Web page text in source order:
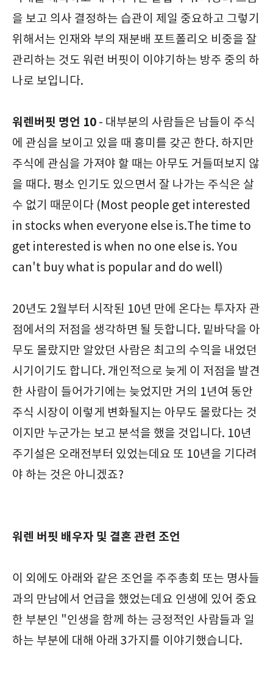
을 보고 의사 결정하는 습관이 제일 중요하고 그렇기
위해서는 인재와 부의 재분배 포트폴리오 비중을 잘
관리하는 것도 워런 버핏이 이야기하는 방주 중의 하
나로 보입니다.
워렌버핏 명언 10 - 대부분의 사람들은 남들이 주식
에 관심을 보이고 있을 때 흥미를 갖곤 한다. 하지만
주식에 관심을 가져야 할 때는 아무도 거들떠보지 않
을 때다. 평소 인기도 있으면서 잘 나가는 주식은 살
수 없기 때문이다 (Most people get interested
in stocks when everyone else is.The time to
get interested is when no one else is. You
can't buy what is popular and do well)
20년도 2월부터 시작된 10년 만에 온다는 투자자 관
점에서의 저점을 생각하면 될 듯합니다. 밑바닥을 아
무도 몰랐지만 알았던 사람은 최고의 수익을 내었던
시기이기도 합니다. 개인적으로 늦게 이 저점을 발견
한 사람이 들어가기에는 늦었지만 거의 1년여 동안
주식 시장이 이렇게 변화될지는 아무도 몰랐다는 것
이지만 누군가는 보고 분석을 했을 것입니다. 10년
주기설은 오래전부터 있었는데요 또 10년을 기다려
야 하는 것은 아니겠죠?
워렌 버핏 배우자 및 결혼 관련 조언
이 외에도 아래와 같은 조언을 주주총회 또는 명사들
과의 만남에서 언급을 했었는데요 인생에 있어 중요
한 부분인 "인생을 함께 하는 긍정적인 사람들과 일
하는 부분에 대해 아래 3가지를 이야기했습니다.